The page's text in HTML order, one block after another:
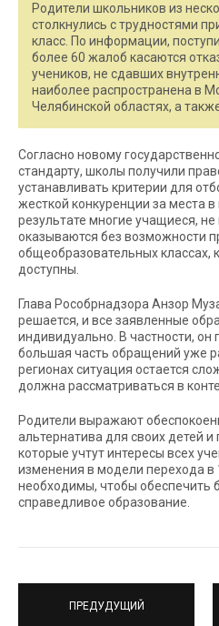
Родители школьников из
столкнулись с трудностями
класс. По информации,
более 60 жалоб касаются
учеников, не сдавших
наиболее распространена в
Челябинской областях, а
Согласно новому
стандарту, школы получили
устанавливать критерии для
жесткой конкуренции за места
результате многие учащиеся,
оказываются без возможности
общеобразовательных классах,
доступны.
Глава Рособрнадзора Анзор
решается, и все заявленные
индивидуально. В частности, он
большая часть обращений уже
регионах ситуация остается
должна рассматриваться в
Родители выражают
альтернатива для своих детей
которые учтут интересы всех
изменения в модели перехода в
необходимы, чтобы обеспечить
справедливое образование.
ПРЕДУДУЩИЙ